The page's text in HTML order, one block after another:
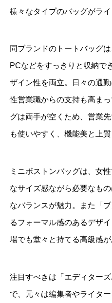
様々なタイプのバッグがラ
同ブランドのトートバッグ
PCなどをすっきりと収納で
ザイン性を両立。日々の通
性営業職からの支持も高ま
グは両手が空くため、営業
も使いやすく、機能美と上
ミニボストンバッグは、女
なサイズ感ながら必要なも
なバランスが魅力。また「
るフォーマル感のあるデザ
場でも堂々と持てる高級感が
注目すべきは「エディター
で、元々は編集者やライタ